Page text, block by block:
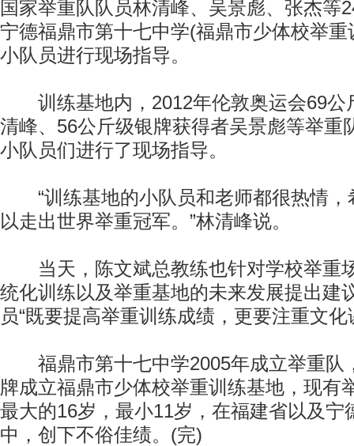
国家举重队队员林清峰、吴景彪、张杰等
宁德福鼎市第十七中学(福鼎市少体校举
小队员进行现场指导。
训练基地内，2012年伦敦奥运会69公
清峰、56公斤级银牌获得者吴景彪等举重
小队员们进行了现场指导。
“训练基地的小队员和老师都很热情，
以走出世界举重冠军。”林清峰说。
当天，陈文斌总教练也针对学校举重
统化训练以及举重基地的未来发展提出建
员“既要提高举重训练成绩，更要注重文化
福鼎市第十七中学2005年成立举重队
牌成立福鼎市少体校举重训练基地，现有
最大的16岁，最小11岁，在福建省以及宁
中，创下不俗佳绩。(完)